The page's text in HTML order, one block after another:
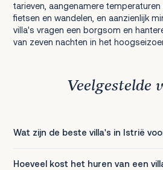
tarieven, aangenamere
fietsen en wandelen, en aanzienlijk
villa's vragen een borgsom en
van zeven nachten in het
Veelgestelde
Wat zijn de beste villa's in Istrië
Hoeveel kost het huren van een